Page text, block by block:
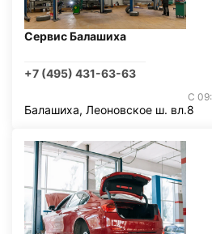
Сервис Балашиха
+7 (495) 431-63-63
С
Балашиха, Леоновское ш. вл.8